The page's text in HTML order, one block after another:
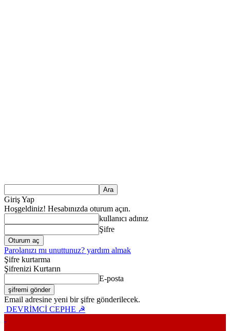
Giriş Yap
Hoşgeldiniz! Hesabınızda oturum açın.
kullanıcı adınız
Şifre
Parolanızı mı unuttunuz? yardım almak
Şifre kurtarma
Şifrenizi Kurtarın
E-posta
Email adresine yeni bir şifre gönderilecek.
DEVRİMCİ CEPHE ☭